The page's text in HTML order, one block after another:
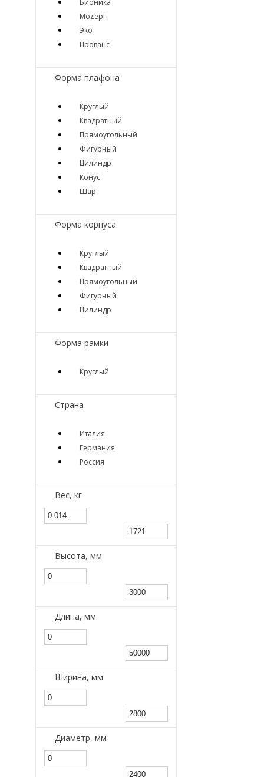
Бионика
Модерн
Эко
Прованс
Форма плафона
Круглый
Квадратный
Прямоугольный
Фигурный
Цилиндр
Конус
Шар
Форма корпуса
Круглый
Квадратный
Прямоугольный
Фигурный
Цилиндр
Форма рамки
Круглый
Страна
Италия
Германия
Россия
Вес, кг
Высота, мм
Длина, мм
Ширина, мм
Диаметр, мм